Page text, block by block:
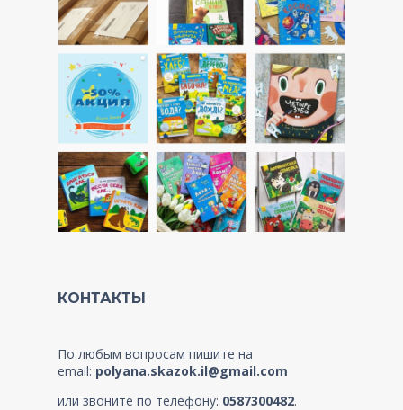
КОНТАКТЫ
По любым вопросам пишите на
email: polyana.skazok.il@gmail.com
или звоните по телефону: 0587300482.